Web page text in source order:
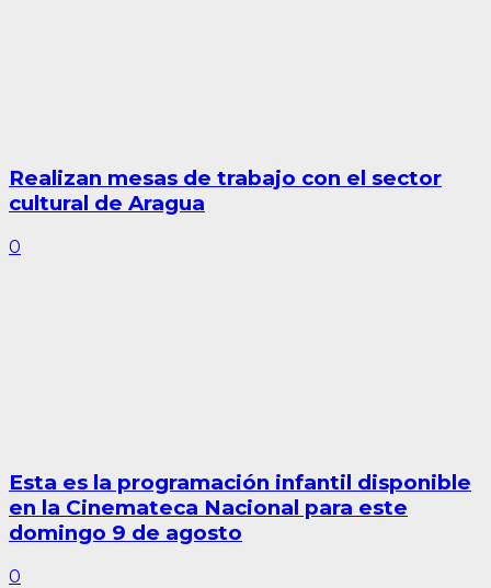
Realizan mesas de trabajo con el sector
cultural de Aragua
0
Esta es la programación infantil disponible
en la Cinemateca Nacional para este
domingo 9 de agosto
0